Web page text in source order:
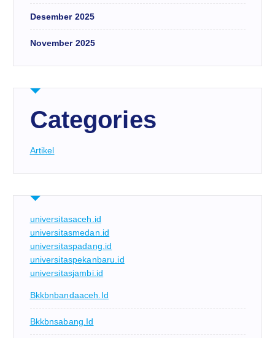
Desember 2025
November 2025
Categories
Artikel
universitasaceh.id
universitasmedan.id
universitaspadang.id
universitaspekanbaru.id
universitasjambi.id
Bkkbnbandaaceh.id
Bkkbnsabang.id